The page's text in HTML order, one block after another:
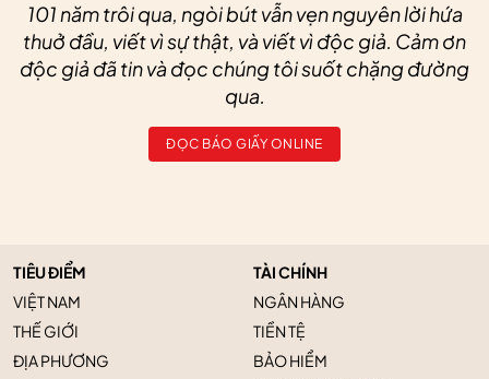
101 năm trôi qua, ngòi bút vẫn vẹn nguyên lời hứa
thuở đầu, viết vì sự thật, và viết vì độc giả. Cảm ơn
độc giả đã tin và đọc chúng tôi suốt chặng đường
qua.
ĐỌC BÁO GIẤY ONLINE
TIÊU ĐIỂM
VIỆT NAM
THẾ GIỚI
ĐỊA PHƯƠNG
TÀI CHÍNH
NGÂN HÀNG
TIỀN TỆ
BẢO HIỂM